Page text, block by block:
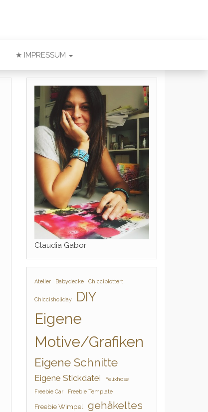
★ IMPRESSUM
Claudia Gabor
Atelier Babydecke Chicciplottert
Chiccisholiday DIY
Eigene
Motive/Grafiken
Eigene Schnitte
Eigene Stickdatei Felixhose
Freebie Car Freebie Template
Freebie Wimpel gehäkeltes